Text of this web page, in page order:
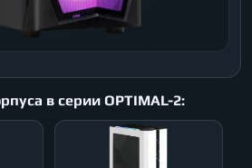
в серии OPTIMAL-2: